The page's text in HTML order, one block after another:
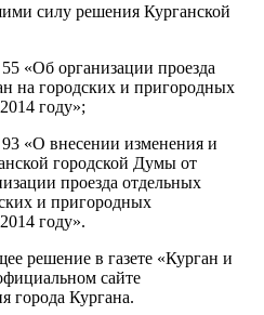
силу решения Курганской
«Об организации проезда
на городских и пригородных
году»;
«О внесении изменения и
городской Думы от
проезда отдельных
и пригородных
году».
решение в газете «Курган и
сайте
города Кургана.